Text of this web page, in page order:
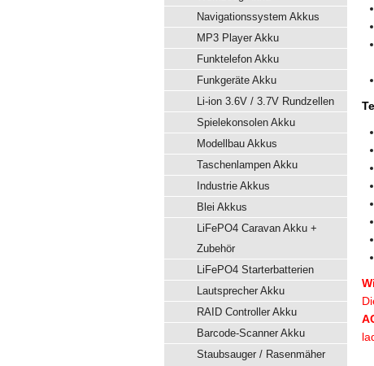
Navigationssystem Akkus
MP3 Player Akku
Funktelefon Akku
Funkgeräte Akku
Li-ion 3.6V / 3.7V Rundzellen
Spielekonsolen Akku
Modellbau Akkus
Taschenlampen Akku
Industrie Akkus
Blei Akkus
LiFePO4 Caravan Akku +
Zubehör
LiFePO4 Starterbatterien
Lautsprecher Akku
RAID Controller Akku
Barcode-Scanner Akku
Staubsauger / Rasenmäher